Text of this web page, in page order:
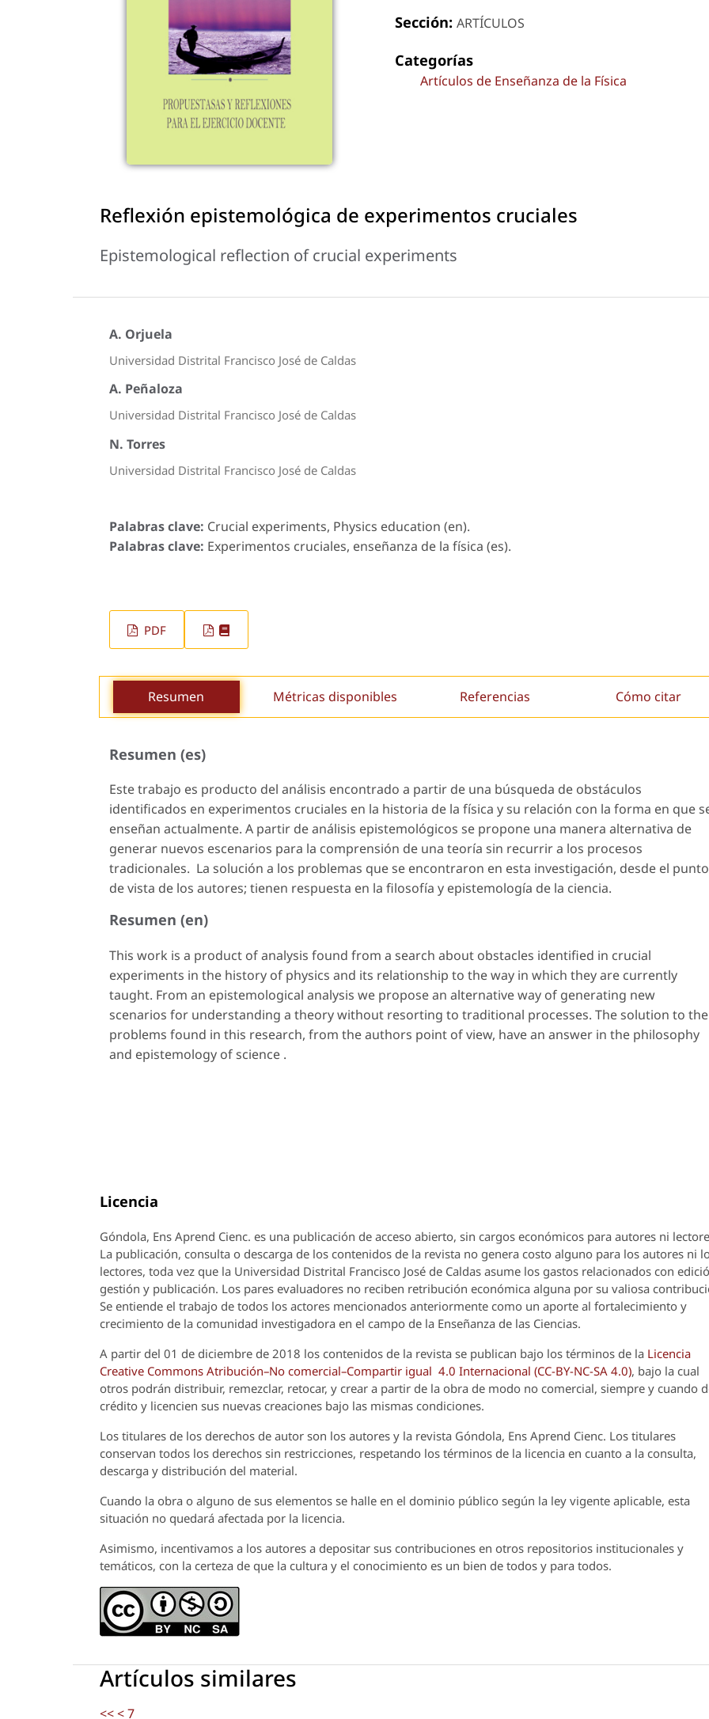
Sección: ARTÍCULOS
Categorías
Artículos de Enseñanza de la Física
Reflexión epistemológica de experimentos cruciales
Epistemological reflection of crucial experiments
A. Orjuela
Universidad Distrital Francisco José de Caldas
A. Peñaloza
Universidad Distrital Francisco José de Caldas
N. Torres
Universidad Distrital Francisco José de Caldas
Palabras clave: Crucial experiments, Physics education (en).
Palabras clave: Experimentos cruciales, enseñanza de la física (es).
PDF
Resumen Métricas disponibles Referencias Cómo citar
Resumen (es)
Este trabajo es producto del análisis encontrado a partir de una búsqueda de obstáculos
identificados en experimentos cruciales en la historia de la física y su relación con la forma en que
enseñan actualmente. A partir de análisis epistemológicos se propone una manera alternativa de
generar nuevos escenarios para la comprensión de una teoría sin recurrir a los procesos
tradicionales. La solución a los problemas que se encontraron en esta investigación, desde el punto
de vista de los autores; tienen respuesta en la filosofía y epistemología de la ciencia.
Resumen (en)
This work is a product of analysis found from a search about obstacles identified in crucial
experiments in the history of physics and its relationship to the way in which they are currently
taught. From an epistemological analysis we propose an alternative way of generating new
scenarios for understanding a theory without resorting to traditional processes. The solution to the
problems found in this research, from the authors point of view, have an answer in the philosophy
and epistemology of science .
Licencia
Góndola, Ens Aprend Cienc. es una publicación de acceso abierto, sin cargos económicos para autores ni
La publicación, consulta o descarga de los contenidos de la revista no genera costo alguno para los autores ni
lectores, toda vez que la Universidad Distrital Francisco José de Caldas asume los gastos relacionados con
gestión y publicación. Los pares evaluadores no reciben retribución económica alguna por su valiosa
Se entiende el trabajo de todos los actores mencionados anteriormente como un aporte al fortalecimiento y
crecimiento de la comunidad investigadora en el campo de la Enseñanza de las Ciencias.
A partir del 01 de diciembre de 2018 los contenidos de la revista se publican bajo los términos de la Licencia
Creative Commons Atribución–No comercial–Compartir igual 4.0 Internacional (CC-BY-NC-SA 4.0), bajo la cual
otros podrán distribuir, remezclar, retocar, y crear a partir de la obra de modo no comercial, siempre y cuando
crédito y licencien sus nuevas creaciones bajo las mismas condiciones.
Los titulares de los derechos de autor son los autores y la revista Góndola, Ens Aprend Cienc. Los titulares
conservan todos los derechos sin restricciones, respetando los términos de la licencia en cuanto a la consulta,
descarga y distribución del material.
Cuando la obra o alguno de sus elementos se halle en el dominio público según la ley vigente aplicable, esta
situación no quedará afectada por la licencia.
Asimismo, incentivamos a los autores a depositar sus contribuciones en otros repositorios institucionales y
temáticos, con la certeza de que la cultura y el conocimiento es un bien de todos y para todos.
Artículos similares
<<<7